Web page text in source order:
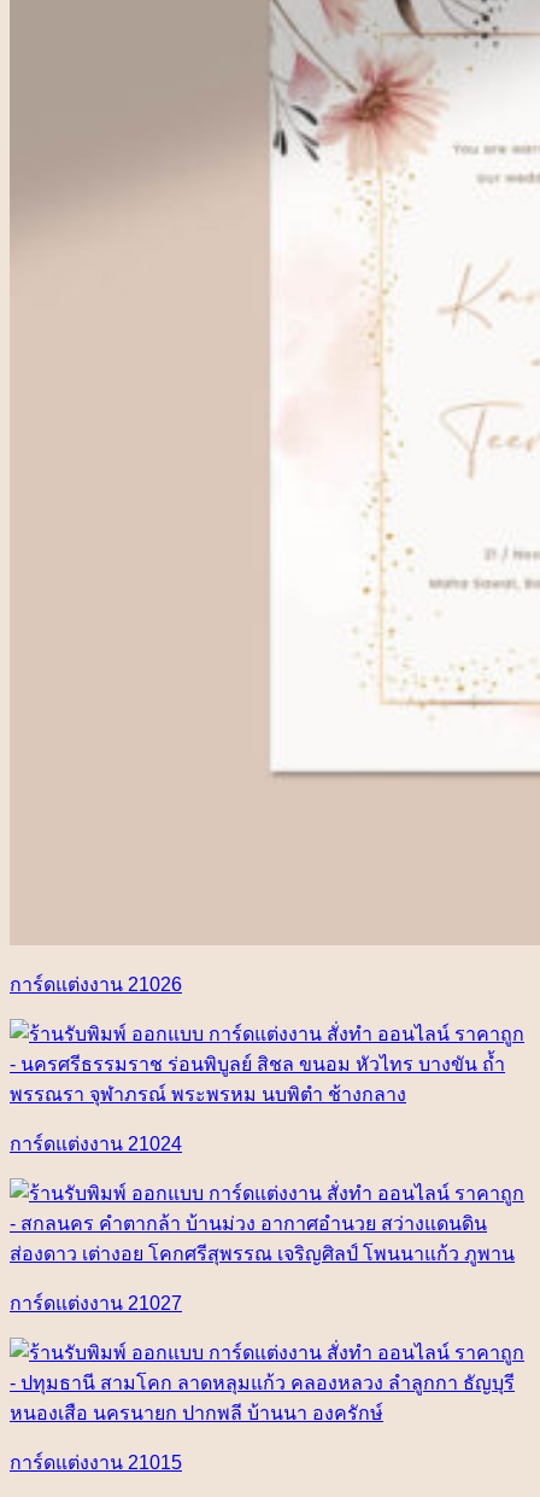
การ์ดแต่งงาน 21026
การ์ดแต่งงาน 21024
การ์ดแต่งงาน 21027
การ์ดแต่งงาน 21015